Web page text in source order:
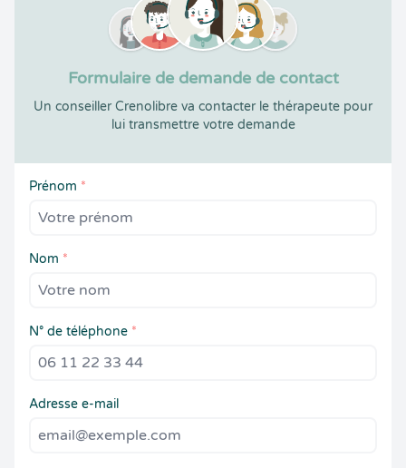
Formulaire de demande de contact
Un conseiller Crenolibre va contacter le thérapeute pour
lui transmettre votre demande
Prénom *
Nom *
N° de téléphone *
Adresse e-mail